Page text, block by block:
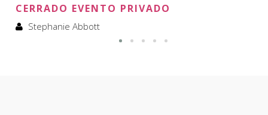
CERRADO EVENTO PRIVADO
Stephanie Abbott